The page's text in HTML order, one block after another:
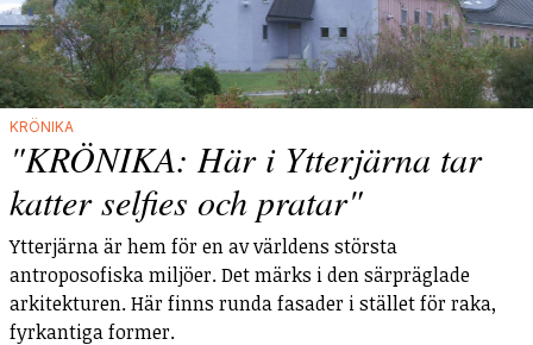
KRÖNIKA
"KRÖNIKA: Här i Ytterjärna tar
katter selfies och pratar"
Ytterjärna är hem för en av världens största
antroposofiska miljöer. Det märks i den särpräglade
arkitekturen. Här finns runda fasader i stället för raka,
fyrkantiga former.